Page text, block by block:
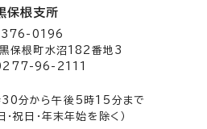
保根支所
376-0196
保根町水沼182番地3
0277-96-2111
30分から午後5時15分まで
・祝日・年末年始を除く）